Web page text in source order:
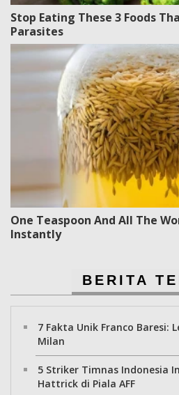
Stop Eating These 3 Foods
Parasites
One Teaspoon And All The
Instantly
BERITA
7 Fakta Unik Franco Baresi:
Milan
5 Striker Timnas Indonesia
Hattrick di Piala AFF